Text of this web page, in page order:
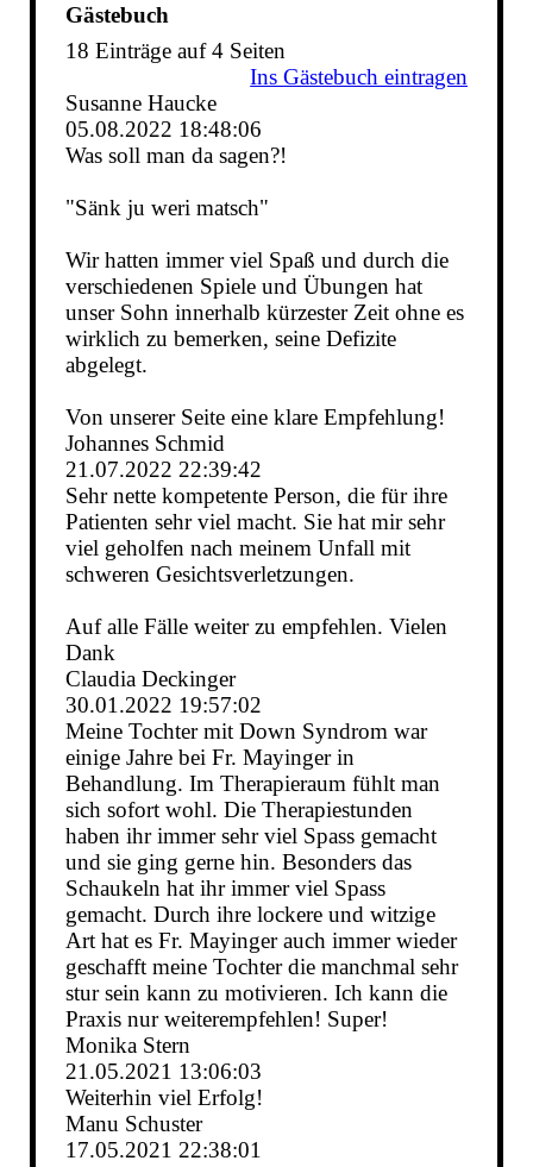
Gästebuch
18 Einträge auf 4 Seiten
Ins Gästebuch eintragen
Susanne Haucke
05.08.2022 18:48:06
Was soll man da sagen?!
"Sänk ju weri matsch"
Wir hatten immer viel Spaß und durch die
verschiedenen Spiele und Übungen hat
unser Sohn innerhalb kürzester Zeit ohne es
wirklich zu bemerken, seine Defizite
abgelegt.
Von unserer Seite eine klare Empfehlung!
Johannes Schmid
21.07.2022 22:39:42
Sehr nette kompetente Person, die für ihre
Patienten sehr viel macht. Sie hat mir sehr
viel geholfen nach meinem Unfall mit
schweren Gesichtsverletzungen.
Auf alle Fälle weiter zu empfehlen. Vielen
Dank
Claudia Deckinger
30.01.2022 19:57:02
Meine Tochter mit Down Syndrom war
einige Jahre bei Fr. Mayinger in
Behandlung. Im Therapieraum fühlt man
sich sofort wohl. Die Therapiestunden
haben ihr immer sehr viel Spass gemacht
und sie ging gerne hin. Besonders das
Schaukeln hat ihr immer viel Spass
gemacht. Durch ihre lockere und witzige
Art hat es Fr. Mayinger auch immer wieder
geschafft meine Tochter die manchmal sehr
stur sein kann zu motivieren. Ich kann die
Praxis nur weiterempfehlen! Super!
Monika Stern
21.05.2021 13:06:03
Weiterhin viel Erfolg!
Manu Schuster
17.05.2021 22:38:01